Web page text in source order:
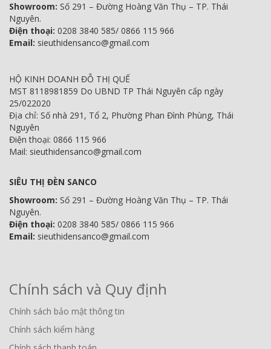
Showroom: Số 291 – Đường Hoàng Văn Thụ – TP. Thái
Nguyên.
Điện thoại: 0208 3840 585/ 0866 115 966
Email: sieuthidensanco@gmail.com
HỘ KINH DOANH ĐỖ THỊ QUẾ
MST 8118981859 Do UBND TP Thái Nguyên cấp ngày
25/022020
Địa chỉ: Số nhà 291, Tổ 2, Phường Phan Đình Phùng, Thái
Nguyên
Điện thoại: 0866 115 966
Mail: sieuthidensanco@gmail.com
SIÊU THỊ ĐÈN SANCO
Showroom: Số 291 – Đường Hoàng Văn Thụ – TP. Thái
Nguyên.
Điện thoại: 0208 3840 585/ 0866 115 966
Email: sieuthidensanco@gmail.com
Chính sách và Quy định
Chính sách bảo mật thông tin
Chính sách kiểm hàng